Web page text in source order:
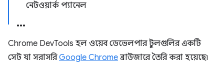
নেটওয়ার্ক প্যানেল
Chrome DevTools হল ওয়েব ডেভেলপার টুলগুলির একটি
সেট যা সরাসরিGoogle Chrome ব্রাউজারে তৈরি করা হয়েছে৷